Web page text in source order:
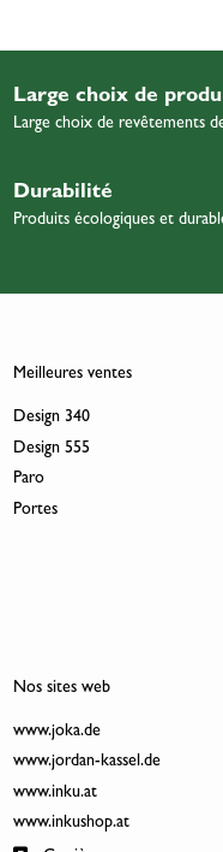
Large choix de
Large choix de revêtements
Durabilité
Produits écologiques et
Meilleures ventes
Design 340
Design 555
Paro
Portes
Nos sites web
www.joka.de
www.jordan-kassel.de
www.inku.at
www.inkushop.at